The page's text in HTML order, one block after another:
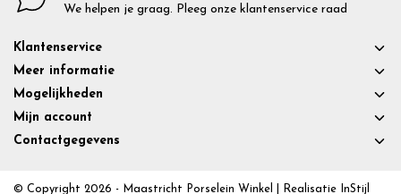
We helpen je graag. Pleeg onze klantenservice raad
Klantenservice
Meer informatie
Mogelijkheden
Mijn account
Contactgegevens
© Copyright 2026 - Maastricht Porselein Winkel | Realisatie InStijl